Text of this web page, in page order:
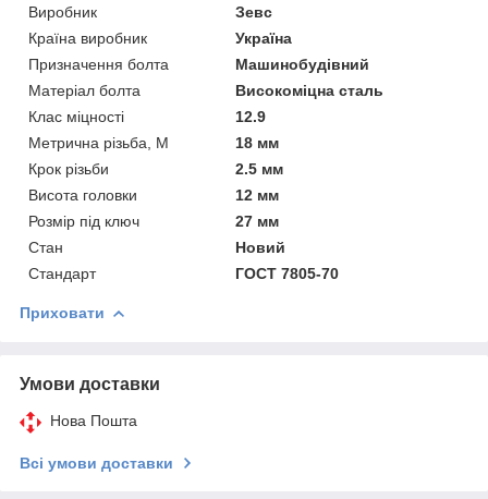
Виробник
Зевс
Країна виробник
Україна
Призначення болта
Машинобудівний
Матеріал болта
Високоміцна сталь
Клас міцності
12.9
Метрична різьба, М
18 мм
Крок різьби
2.5 мм
Висота головки
12 мм
Розмір під ключ
27 мм
Стан
Новий
Стандарт
ГОСТ 7805-70
Приховати
Умови доставки
Нова Пошта
Всі умови доставки